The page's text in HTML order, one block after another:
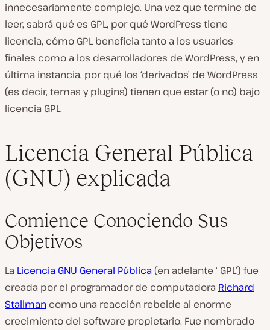
innecesariamente complejo. Una vez que termine de
leer, sabrá qué es GPL, por qué WordPress tiene
licencia, cómo GPL beneficia tanto a los usuarios
finales como a los desarrolladores de WordPress, y en
última instancia, por qué los ‘derivados’ de WordPress
(es decir, temas y plugins) tienen que estar (o no) bajo
licencia GPL.
Licencia General Pública
(GNU) explicada
Comience Conociendo Sus
Objetivos
La Licencia GNU General Pública (en adelante ‘ GPL’) fue
creada por el programador de computadora Richard
Stallman como una reacción rebelde al enorme
crecimiento del software propietario. Fue nombrado